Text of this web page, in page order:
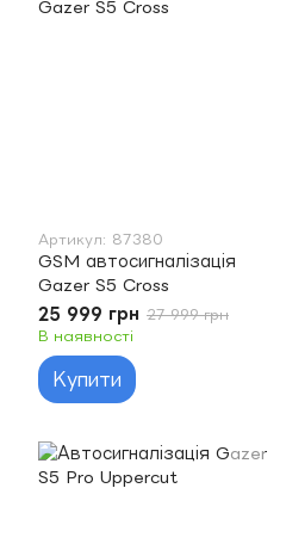
Артикул: 87380
GSM автосигналізація
Gazer S5 Cross
25 999 грн 27 999 грн
В наявності
Купити